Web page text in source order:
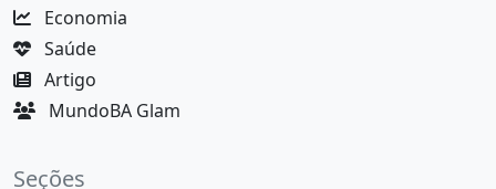
Economia
Saúde
Artigo
MundoBA Glam
Seções